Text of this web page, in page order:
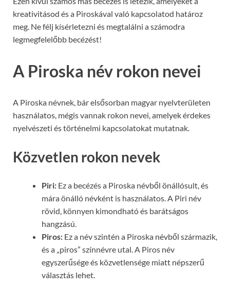
kreativitásod és a Piroskával való kapcsolatod határoz
meg. Ne félj kísérletezni és megtalálni a számodra
legmegfelelőbb becézést!
A Piroska név rokon nevei
A Piroska névnek, bár elsősorban magyar nyelvterületen
használatos, mégis vannak rokon nevei, amelyek érdekes
nyelvészeti és történelmi kapcsolatokat mutatnak.
Közvetlen rokon nevek
Piri: Ez a becézés a Piroska névből önállósult, és
mára önálló névként is használatos. A Piri név
rövid, könnyen kimondható és barátságos
hangzású.
Piros: Ez a név szintén a Piroska névből származik,
és a „piros” színnévre utal. A Piros név
egyszerűsége és közvetlensége miatt népszerű
választás lehet.